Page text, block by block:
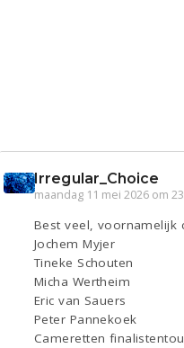
Irregular_Choice
maandag 11 mei 2026 om
Best veel, voornamelijk
Jochem Myjer
Tineke Schouten
Micha Wertheim
Eric van Sauers
Peter Pannekoek
Cameretten